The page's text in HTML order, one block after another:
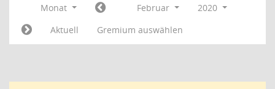
Monat Februar
2020
Aktuell
Gremium auswählen